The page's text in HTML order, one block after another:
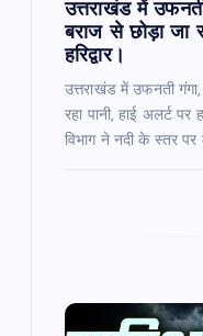
उत्तराखंड में
बराज से छोड़ा जा
हरिद्वार।
उत्तराखंड में उफनती
रहा पानी, हाई अलर्ट पर
विभाग ने नदी के स्तर पर